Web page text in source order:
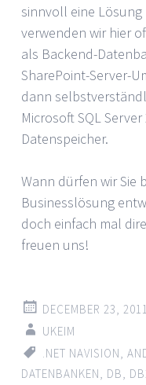
sinnvoll eine Lösung
verwenden wir hier
als Backend-
SharePoint-Server-
dann
Microsoft SQL
Datenspeicher.
Wann dürfen wir Sie
Businesslösung
doch einfach mal
freuen uns!
DECEMBER 23, 2011
UKEIM
.NET NAVISION
DATENBANKEN
DB